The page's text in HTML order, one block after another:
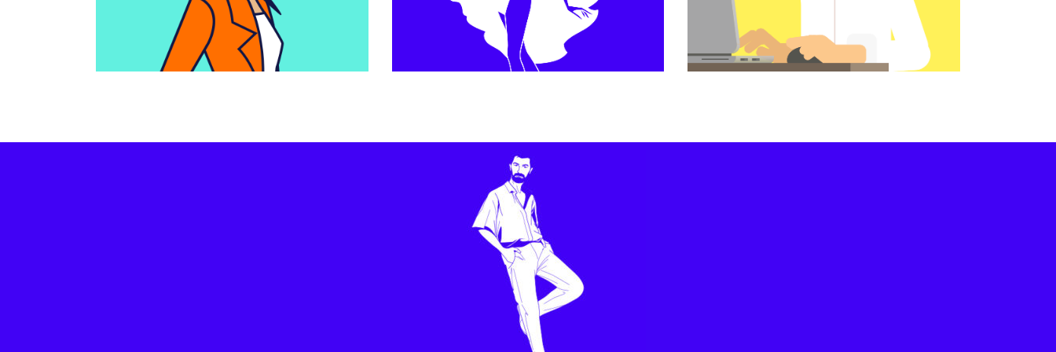
Motion Design
RATP-Auber
Motion Design
Möet Hennessy
Motion Design
La Poste